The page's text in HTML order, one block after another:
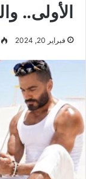
الأولى..
فبراير 20, 2024